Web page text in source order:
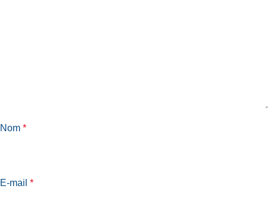
Nom *
E-mail *